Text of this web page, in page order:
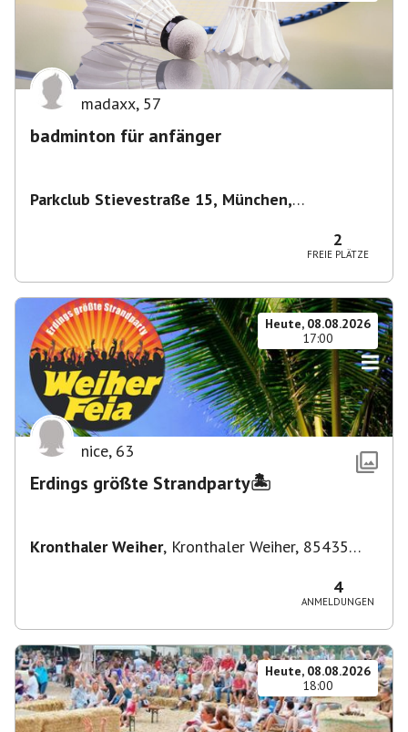
madaxx, 57
badminton für anfänger
Parkclub Stievestraße 15, München,
2
FREIE PLÄTZE
Heute, 08.08.2026
17:00
nice, 63
Erdings größte Strandparty🏝️
Kronthaler Weiher, Kronthaler Weiher, 85435
4
ANMELDUNGEN
Heute, 08.08.2026
18:00